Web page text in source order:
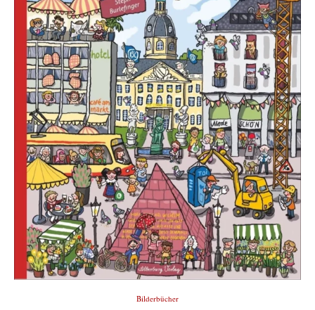
Bilderbücher